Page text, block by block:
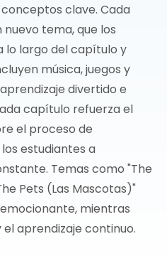
clave. Cada
tema, que los
lo largo del capítulo y
música, juegos y
divertido e
capítulo refuerza el
el proceso de
estudiantes a
Temas como "The
Pets (Las Mascotas)"
mientras
aprendizaje continuo.